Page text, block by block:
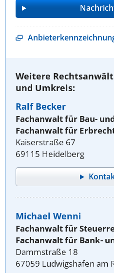
Weitere
und Umkreis:
Ralf Becker
Fachanwalt für Bau-
Fachanwalt für
Kaiserstraße 67
69115 Heidelberg
Michael Wenni
Fachanwalt für
Fachanwalt für Bank-
Dammstraße 18
67059 Ludwigshafen am